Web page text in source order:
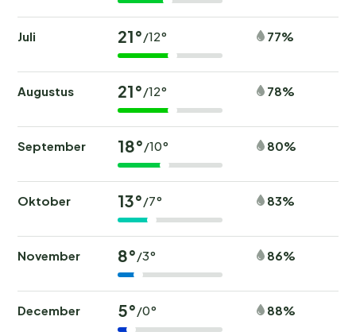
Juli 21°/12° 77%
Augustus 21°/12° 78%
September 18°/10° 80%
Oktober 13°/7° 83%
November 8°/3° 86%
December 5°/0° 88%